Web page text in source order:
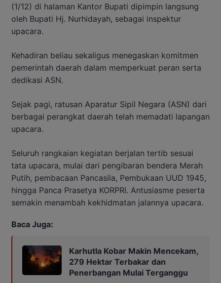
(1/12) di halaman Kantor Bupati dipimpin langsung
oleh Bupati Hj. Nurhidayah, sebagai inspektur
upacara.
Kehadiran beliau sekaligus menegaskan komitmen
pemerintah daerah dalam memperkuat peran serta
dedikasi ASN.
Sejak pagi, ratusan Aparatur Sipil Negara (ASN) dari
berbagai perangkat daerah telah memadati lapangan
upacara.
Seluruh rangkaian kegiatan berjalan tertib sesuai
tata upacara, mulai dari pengibaran bendera Merah
Putih, pembacaan Pancasila, Pembukaan UUD 1945,
hingga Panca Prasetya KORPRI. Antusiasme peserta
semakin menambah kekhidmatan jalannya upacara.
Baca Juga:
Karhutla Kobar Makin Mencekam,
279 Hektar Terbakar dan
Penerbangan Mulai Terganggu